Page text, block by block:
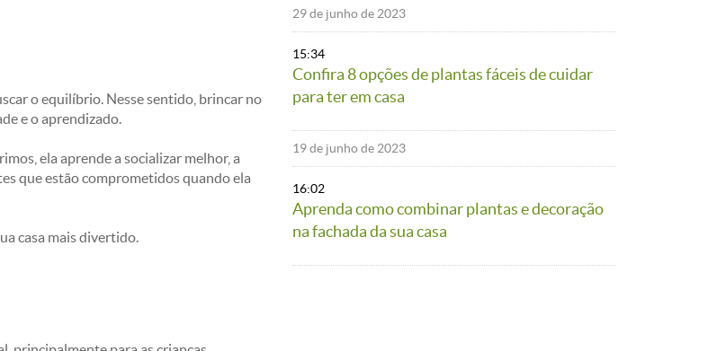
o equilíbrio. Nesse sentido, brincar no
e o aprendizado.
ela aprende a socializar melhor, a
que estão comprometidos quando ela
casa mais divertido.
29 de junho de 2023
15:34
Confira 8 opções de plantas fáceis de cuidar
para ter em casa
19 de junho de 2023
16:02
Aprenda como combinar plantas e decoração
na fachada da sua casa